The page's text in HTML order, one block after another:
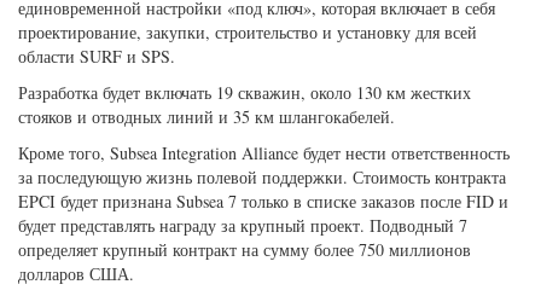
единовременной настройки «под ключ», которая включает в себя
проектирование, закупки, строительство и установку для всей
области SURF и SPS.
Разработка будет включать 19 скважин, около 130 км жестких
стояков и отводных линий и 35 км шлангокабелей.
Кроме того, Subsea Integration Alliance будет нести ответственность
за последующую жизнь полевой поддержки. Стоимость контракта
EPCI будет признана Subsea 7 только в списке заказов после FID и
будет представлять награду за крупный проект. Подводный 7
определяет крупный контракт на сумму более 750 миллионов
долларов США.